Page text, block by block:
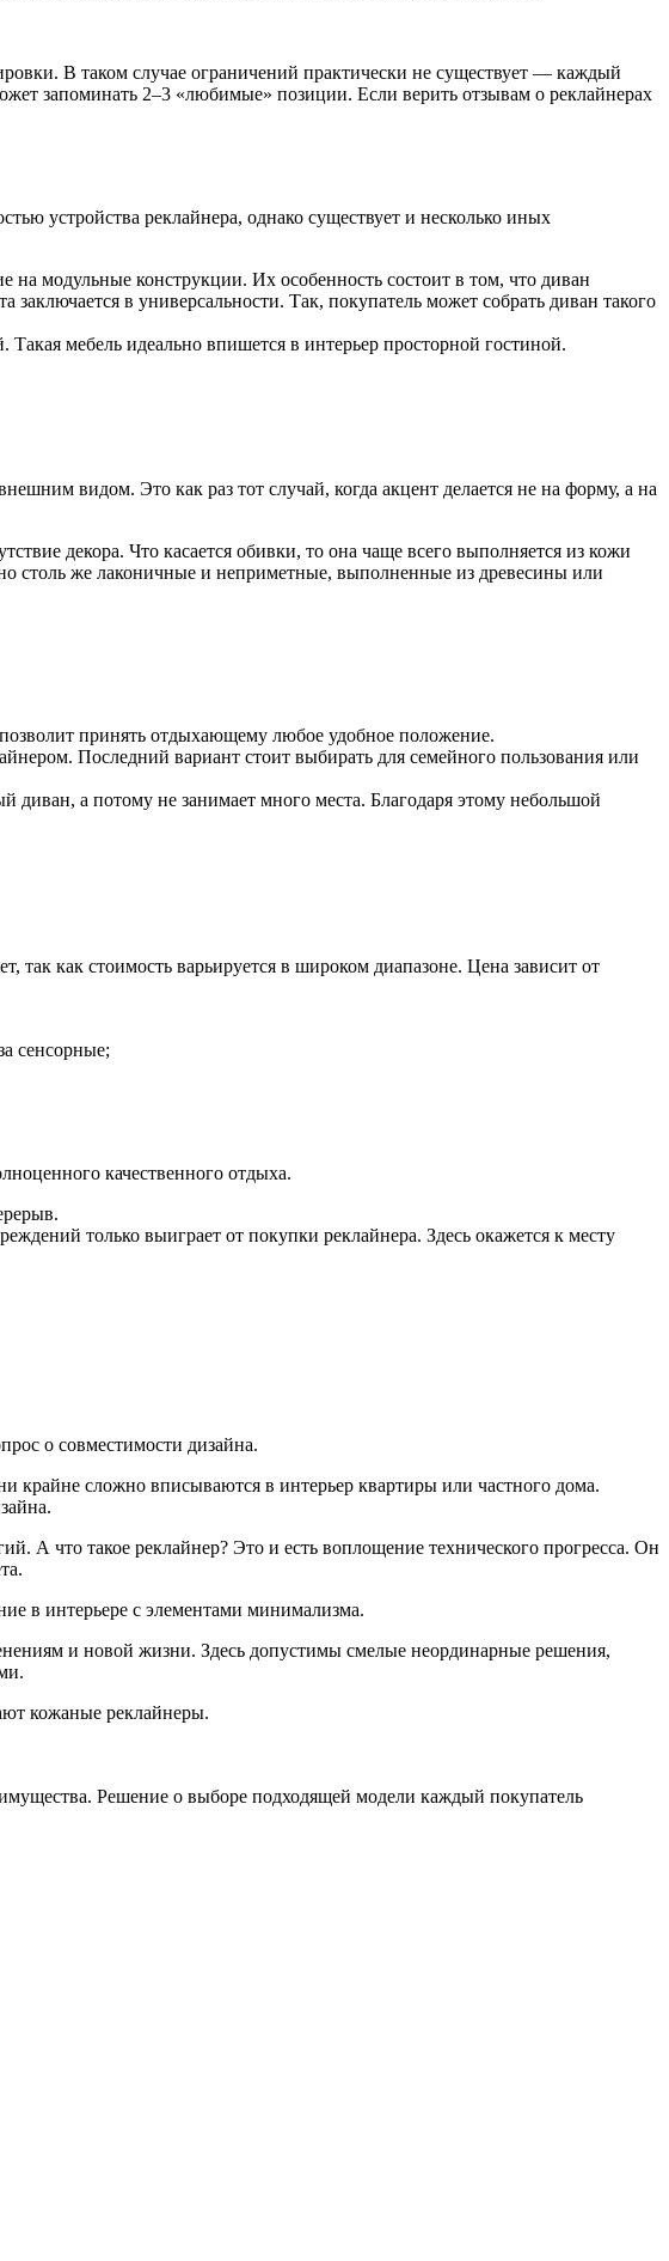
В таком случае ограничений практически не существует — каждый
запоминать 2–3 «любимые» позиции. Если верить отзывам о реклайнерах
устройства реклайнера, однако существует и несколько иных
модульные конструкции. Их особенность состоит в том, что диван
в универсальности. Так, покупатель может собрать диван такого
мебель идеально впишется в интерьер просторной гостиной.
видом. Это как раз тот случай, когда акцент делается не на форму, а на
декора. Что касается обивки, то она чаще всего выполняется из кожи
столь же лаконичные и неприметные, выполненные из древесины или
принять отдыхающему любое удобное положение.
Последний вариант стоит выбирать для семейного пользования или
диван, а потому не занимает много места. Благодаря этому небольшой
как стоимость варьируется в широком диапазоне. Цена зависит от
сенсорные;
качественного отдыха.
только выиграет от покупки реклайнера. Здесь окажется к месту
о совместимости дизайна.
сложно вписываются в интерьер квартиры или частного дома.
А что такое реклайнер? Это и есть воплощение технического прогресса. Он
в интерьере с элементами минимализма.
и новой жизни. Здесь допустимы смелые неординарные решения,
кожаные реклайнеры.
Решение о выборе подходящей модели каждый покупатель